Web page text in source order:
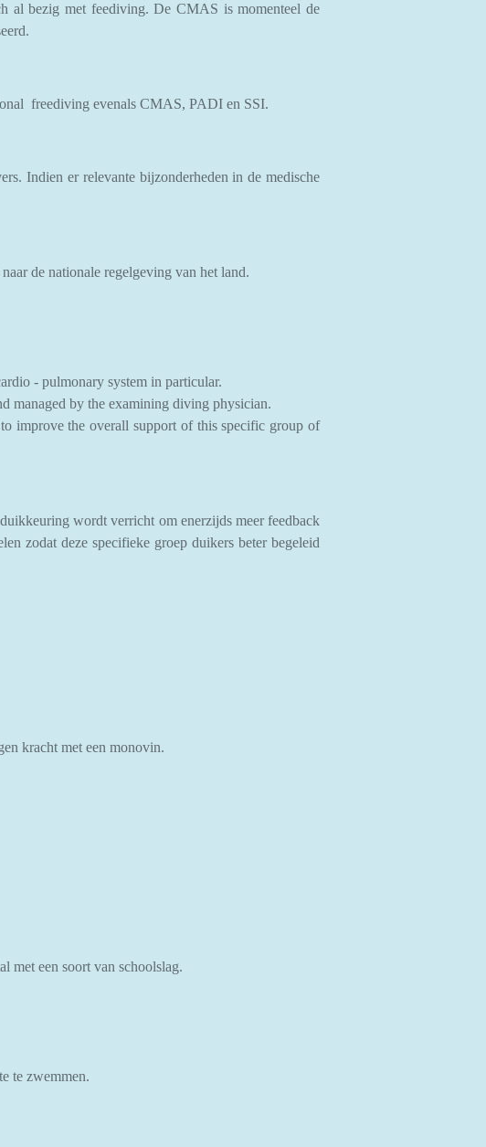
al bezig met feediving. De CMAS is momenteel de
freediving evenals CMAS, PADI en SSI.
Indien er relevante bijzonderheden in de medische
de nationale regelgeving van het land.
- pulmonary system in particular.
managed by the examining diving physician.
improve the overall support of this specific group of
wordt verricht om enerzijds meer feedback
zodat deze specifieke groep duikers beter begeleid
kracht met een monovin.
met een soort van schoolslag.
te zwemmen.